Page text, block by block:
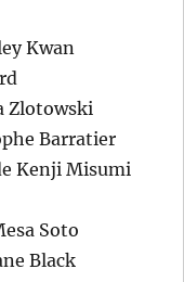
Kwan
Zlotowski
Barratier
Kenji Misumi
Soto
Black